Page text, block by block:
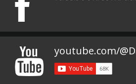
youtube.com/